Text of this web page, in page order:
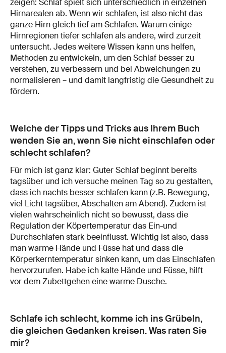
zeigen: Schlaf spielt sich unterschiedlich in einzelnen
Hirnarealen ab. Wenn wir schlafen, ist also nicht das
ganze Hirn gleich tief am Schlafen. Warum einige
Hirnregionen tiefer schlafen als andere, wird zurzeit
untersucht. Jedes weitere Wissen kann uns helfen,
Methoden zu entwickeln, um den Schlaf besser zu
verstehen, zu verbessern und bei Abweichungen zu
normalisieren – und damit langfristig die Gesundheit zu
fördern.
Welche der Tipps und Tricks aus Ihrem Buch
wenden Sie an, wenn Sie nicht einschlafen oder
schlecht schlafen?
Für mich ist ganz klar: Guter Schlaf beginnt bereits
tagsüber und ich versuche meinen Tag so zu gestalten,
dass ich nachts besser schlafen kann (z.B. Bewegung,
viel Licht tagsüber, Abschalten am Abend). Zudem ist
vielen wahrscheinlich nicht so bewusst, dass die
Regulation der Köpertemperatur das Ein-und
Durchschlafen stark beeinflusst. Wichtig ist also, dass
man warme Hände und Füsse hat und dass die
Körperkerntemperatur sinken kann, um das Einschlafen
hervorzurufen. Habe ich kalte Hände und Füsse, hilft
vor dem Zubettgehen eine warme Dusche.
Schlafe ich schlecht, komme ich ins Grübeln,
die gleichen Gedanken kreisen. Was raten Sie
mir?